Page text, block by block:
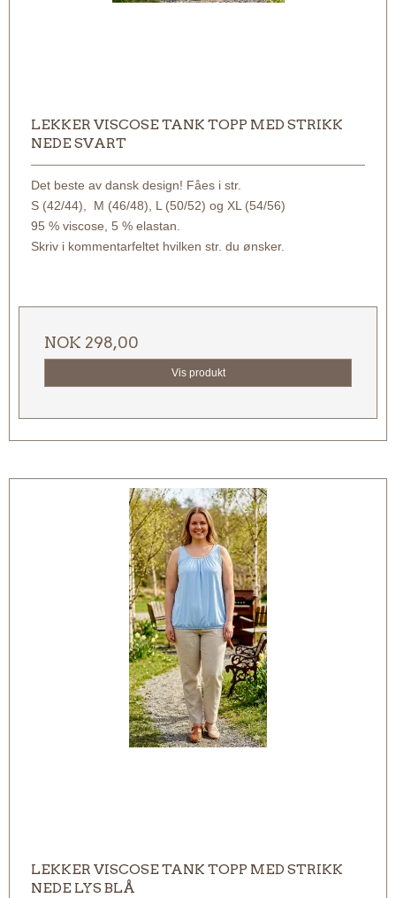
LEKKER VISCOSE TANK TOPP MED STRIKK
NEDE SVART
Det beste av dansk design! Fåes i str.
S (42/44), M (46/48), L (50/52) og XL (54/56)
95 % viscose, 5 % elastan.
Skriv i kommentarfeltet hvilken str. du ønsker.
NOK 298,00
Vis produkt
LEKKER VISCOSE TANK TOPP MED STRIKK
NEDE LYS BLÅ